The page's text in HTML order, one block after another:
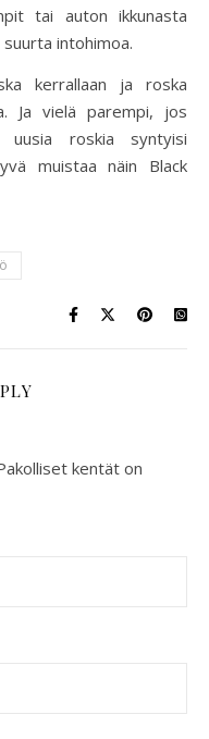
tai auton ikkunasta
intohimoa.
kerrallaan ja roska
Ja vielä parempi, jos
roskia syntyisi
muistaa näin Black
kentät on